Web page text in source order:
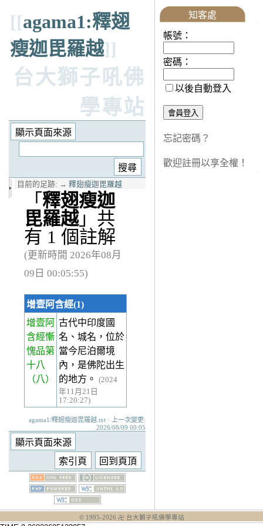
[[agama1:釋翅
瘦迦毘羅越]]
台大獅子吼佛
學專站
目前的足跡: → 釋翅瘦迦毘羅越
「 釋翅瘦迦
毘羅越」共
有 1 個註解
(更新時間 2026年08月
09日 00:05:55)
增壹阿含經(1)
增壹阿
含經慚
愧品第
十八
（八）
古代中印度國
名、城名，位於
當今尼泊爾境
內，是佛陀出生
的地方。
(2024
年11月21日
17:20:27)
agama1/釋翅瘦迦毘羅越.txt · 上一次變更:
2026/08/09 00:05
知客處
帳號：
密碼：
以後自動登入
忘記密碼？
歡迎註冊以享全權！
© 1995-2026 卍 台大獅子吼佛學專站